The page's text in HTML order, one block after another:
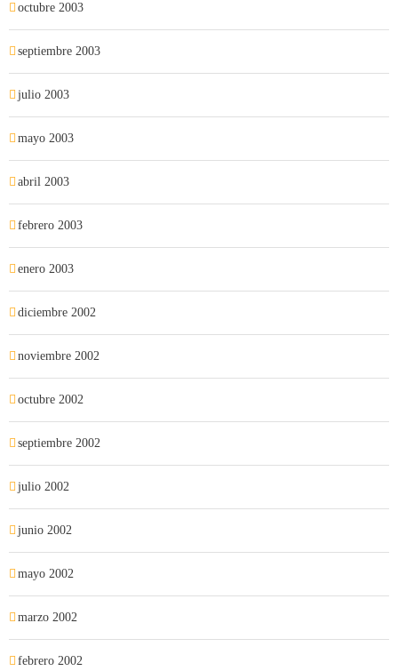
octubre 2003
septiembre 2003
julio 2003
mayo 2003
abril 2003
febrero 2003
enero 2003
diciembre 2002
noviembre 2002
octubre 2002
septiembre 2002
julio 2002
junio 2002
mayo 2002
marzo 2002
febrero 2002